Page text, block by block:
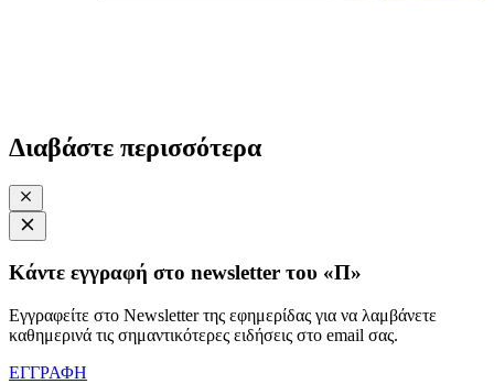
Διαβάστε περισσότερα
Κάντε εγγραφή στο newsletter του «Π»
Εγγραφείτε στο Newsletter της εφημερίδας για να λαμβάνετε
καθημερινά τις σημαντικότερες ειδήσεις στο email σας.
ΕΓΓΡΑΦΗ